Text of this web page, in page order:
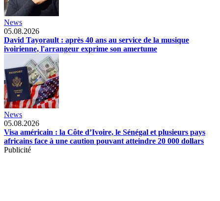
News
05.08.2026
David Tayorault : après 40 ans au service de la musique
ivoirienne, l'arrangeur exprime son amertume
News
05.08.2026
Visa américain : la Côte d’Ivoire, le Sénégal et plusieurs pays
africains face à une caution pouvant atteindre 20 000 dollars
Publicité